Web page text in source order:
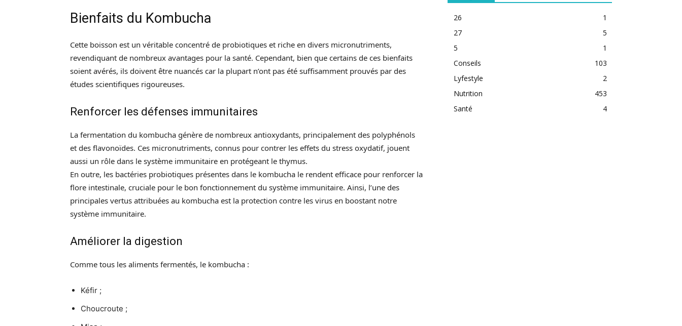
Bienfaits du Kombucha
Cette boisson est un véritable concentré de probiotiques et riche en divers micronutriments,
revendiquant de nombreux avantages pour la santé. Cependant, bien que certains de ces bienfaits
soient avérés, ils doivent être nuancés car la plupart n’ont pas été suffisamment prouvés par des
études scientifiques rigoureuses.
Renforcer les défenses immunitaires
La fermentation du kombucha génère de nombreux antioxydants, principalement des polyphénols
et des flavonoïdes. Ces micronutriments, connus pour contrer les effets du stress oxydatif, jouent
aussi un rôle dans le système immunitaire en protégeant le thymus.
En outre, les bactéries probiotiques présentes dans le kombucha le rendent efficace pour renforcer la
flore intestinale, cruciale pour le bon fonctionnement du système immunitaire. Ainsi, l’une des
principales vertus attribuées au kombucha est la protection contre les virus en boostant notre
système immunitaire.
Améliorer la digestion
Comme tous les aliments fermentés, le kombucha :
Kéfir ;
Choucroute ;
26
1
27
5
5
1
Conseils
103
Lyfestyle
2
Nutrition
453
Santé
4